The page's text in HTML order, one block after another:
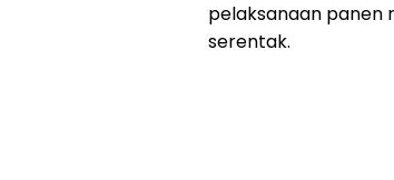
pelaksanaan panen
serentak.